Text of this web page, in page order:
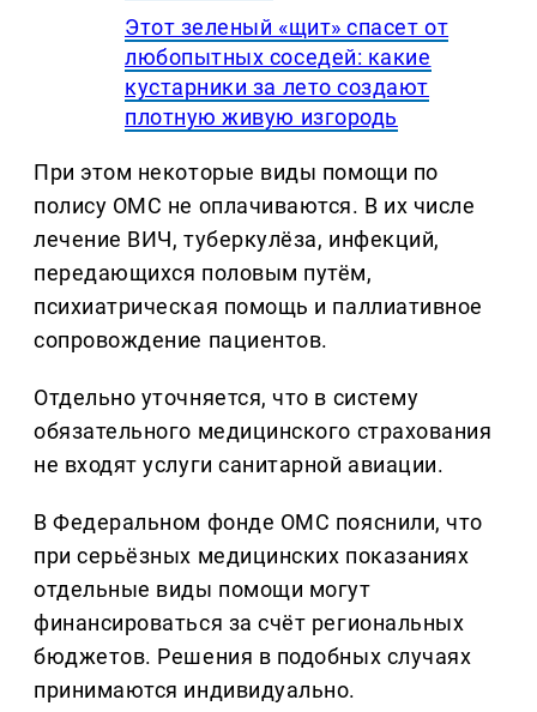
Этот зеленый «щит» спасет от
любопытных соседей: какие
кустарники за лето создают
плотную живую изгородь
При этом некоторые виды помощи по
полису ОМС не оплачиваются. В их числе
лечение ВИЧ, туберкулёза, инфекций,
передающихся половым путём,
психиатрическая помощь и паллиативное
сопровождение пациентов.
Отдельно уточняется, что в систему
обязательного медицинского страхования
не входят услуги санитарной авиации.
В Федеральном фонде ОМС пояснили, что
при серьёзных медицинских показаниях
отдельные виды помощи могут
финансироваться за счёт региональных
бюджетов. Решения в подобных случаях
принимаются индивидуально.